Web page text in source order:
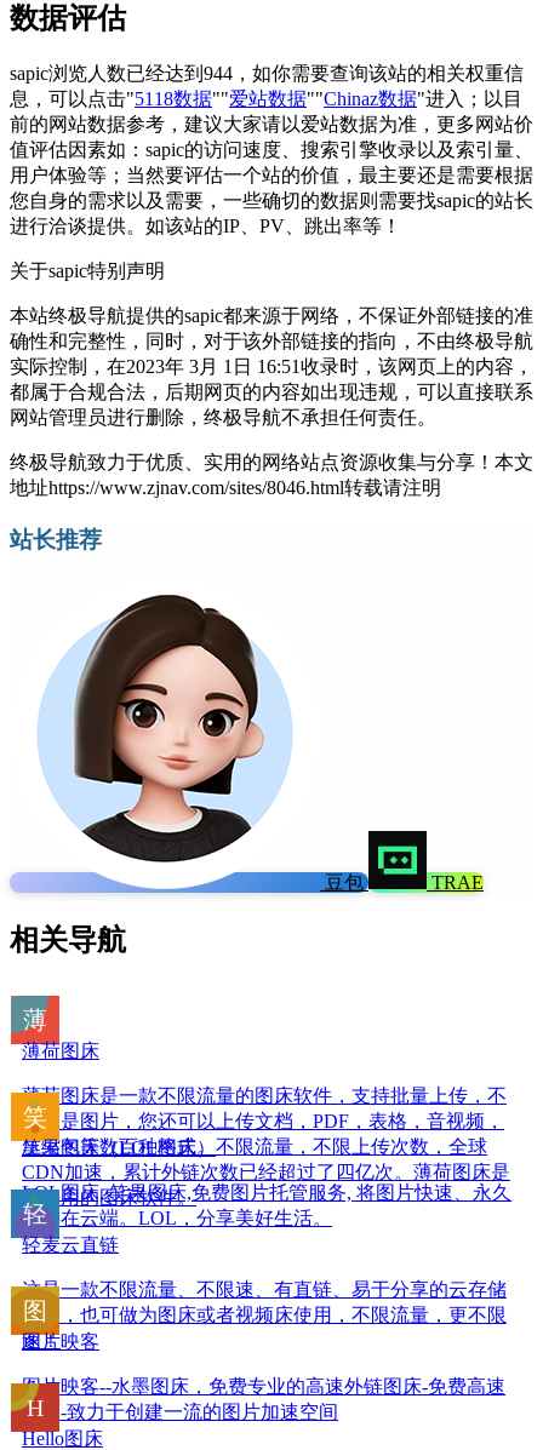
数据评估
sapic浏览人数已经达到944，如你需要查询该站的相关权重信
息，可以点击"5118数据""爱站数据""Chinaz数据"进入；以目
前的网站数据参考，建议大家请以爱站数据为准，更多网站价
值评估因素如：sapic的访问速度、搜索引擎收录以及索引量、
用户体验等；当然要评估一个站的价值，最主要还是需要根据
您自身的需求以及需要，一些确切的数据则需要找sapic的站长
进行洽谈提供。如该站的IP、PV、跳出率等！
关于sapic特别声明
本站终极导航提供的sapic都来源于网络，不保证外部链接的准
确性和完整性，同时，对于该外部链接的指向，不由终极导航
实际控制，在2023年 3月 1日 16:51收录时，该网页上的内容，
都属于合规合法，后期网页的内容如出现违规，可以直接联系
网站管理员进行删除，终极导航不承担任何责任。
终极导航致力于优质、实用的网络站点资源收集与分享！ 本文
地址https://www.zjnav.com/sites/8046.html转载请注明
站长推荐
豆包 TRAE
相关导航
薄荷图床
薄荷图床是一款不限流量的图床软件，支持批量上传，不
仅仅是图片，您还可以上传文档，PDF，表格，音视频，
压缩包等数百种格式。不限流量，不限上传次数，全球
CDN加速，累计外链次数已经超过了四亿次。薄荷图床是
最好用的图床软件。
笑果图床（LOL图床）
LOL图床, 笑果图床,免费图片托管服务, 将图片快速、永久
保存在云端。LOL，分享美好生活。
轻麦云直链
这是一款不限流量、不限速、有直链、易于分享的云存储
服务，也可做为图床或者视频床使用，不限流量，更不限
速！
图片映客
图片映客--水墨图床，免费专业的高速外链图床-免费高速
图床-致力于创建一流的图片加速空间
Hello图床